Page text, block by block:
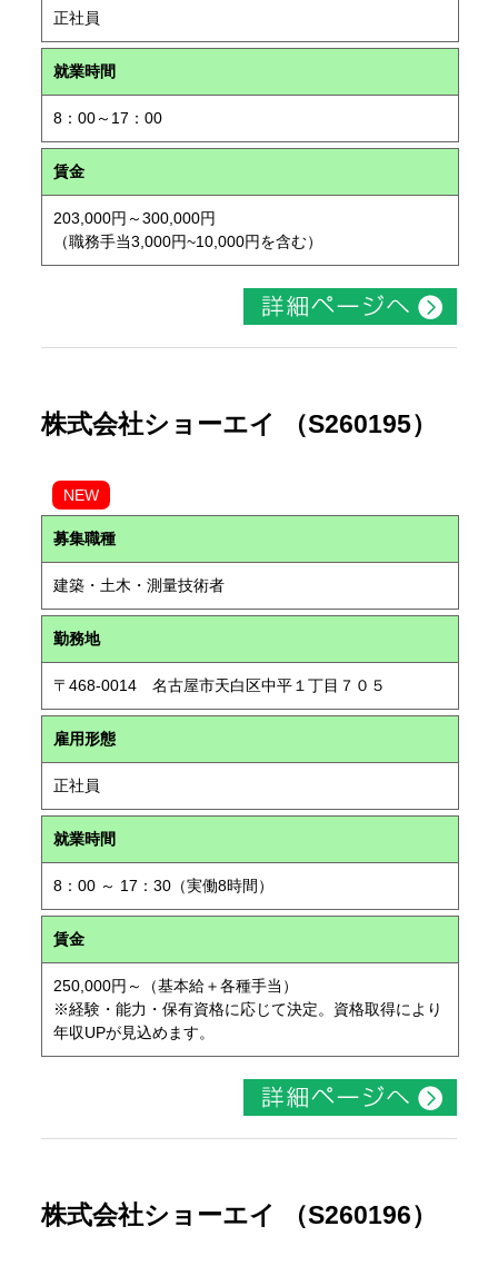
正社員
就業時間
8：00～17：00
賃金
203,000円～300,000円
（職務手当3,000円~10,000円を含む）
株式会社ショーエイ （S260195）
NEW
募集職種
建築・土木・測量技術者
勤務地
〒468-0014 名古屋市天白区中平１丁目７０５
雇用形態
正社員
就業時間
8：00 ～ 17：30（実働8時間）
賃金
250,000円～（基本給＋各種手当）
※経験・能力・保有資格に応じて決定。資格取得により
年収UPが見込めます。
株式会社ショーエイ （S260196）